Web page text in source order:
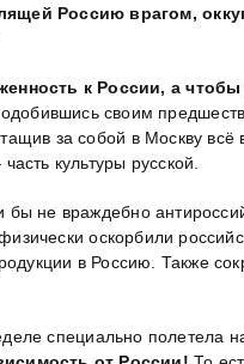
Россию врагом,
к России, а
своим
за собой в Москву всё
культуры русской.
бы не враждебно
оскорбили
в Россию. Также
специально полетела